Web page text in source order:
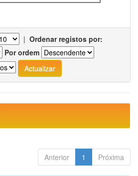
| Ordenar registos por:
Por ordem
Anterior 1 Próxima